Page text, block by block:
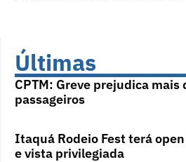
Últimas
CPTM: Greve prejudica mais
passageiros
Itaquá Rodeio Fest terá
e vista privilegiada